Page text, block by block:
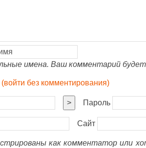
имена. Ваш комментарий будет
(войти без комментирования)
> Пароль
Сайт
как комментатор или